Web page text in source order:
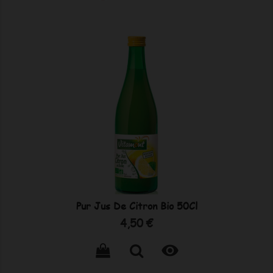
Pur Jus De Citron Bio 50Cl
Prix
4,50 €
